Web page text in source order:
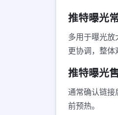
推特曝光
多用于曝光
更协调，整体
推特曝光
通常确认链接
前预热。